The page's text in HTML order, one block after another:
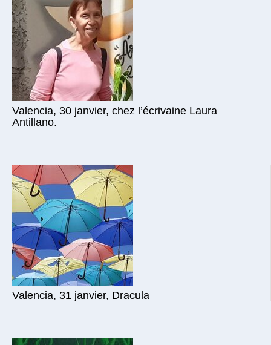
Valencia, 30 janvier, chez l’écrivaine Laura
Antillano.
Valencia, 31 janvier, Dracula